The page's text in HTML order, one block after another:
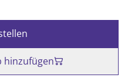
hinzufügen